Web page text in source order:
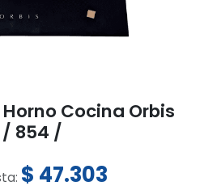
Cocina Orbis
/ 854 /
$ 47.303